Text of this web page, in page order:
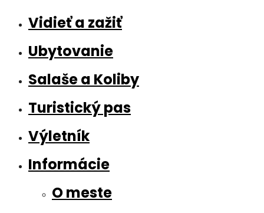
Vidieť a zažiť
Ubytovanie
Salaše a Koliby
Turistický pas
Výletník
Informácie
O meste